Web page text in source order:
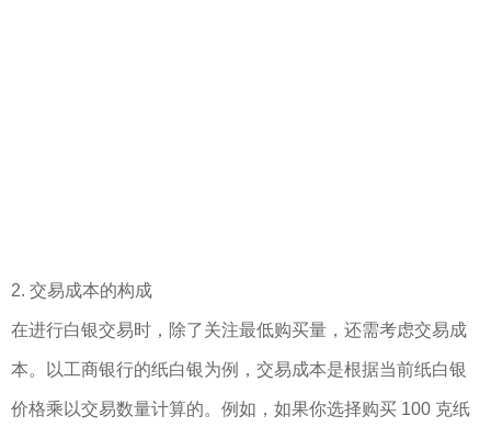
2. 交易成本的构成
在进行白银交易时，除了关注最低购买量，还需考虑交易成
本。以工商银行的纸白银为例，交易成本是根据当前纸白银
价格乘以交易数量计算的。例如，如果你选择购买 100 克纸